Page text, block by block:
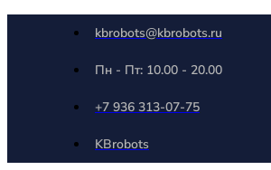
kbrobots@kbrobots.ru
Пн - Пт: 10.00 - 20.00
+7 936 313-07-75
KBrobots